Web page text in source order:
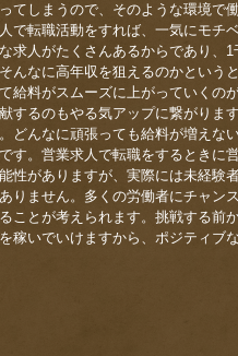
てしまうので、そのような環境で
で転職活動をすれば、一気にモチ
求人がたくさんあるからであり、
んなに高年収を狙えるのかという
給料がスムーズに上がっていくの
するのもやる気アップに繋がりま
どんなに頑張っても給料が増えな
す。営業求人で転職をするときに
性がありますが、実際には未経験
りません。多くの労働者にチャン
ことが考えられます。挑戦する前
稼いでいけますから、ポジティブ